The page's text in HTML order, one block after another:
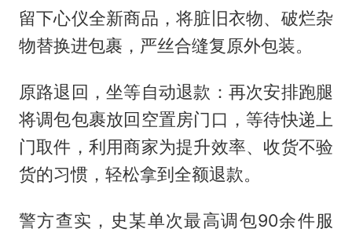
留下心仪全新商品，将脏旧衣物、破烂杂
物替换进包裹，严丝合缝复原外包装。
原路退回，坐等自动退款：再次安排跑腿
将调包包裹放回空置房门口，等待快递上
门取件，利用商家为提升效率、收货不验
货的习惯，轻松拿到全额退款。
警方查实，史某单次最高调包90余件服